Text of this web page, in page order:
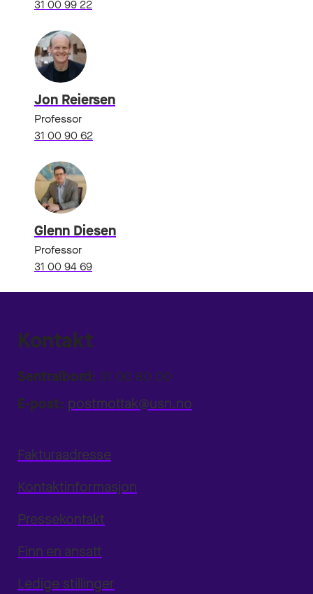
31 00 99 22
Jon Reiersen
Professor
31 00 90 62
Glenn Diesen
Professor
31 00 94 69
Kontakt
Sentralbord: 31 00 80 00
E-post: postmottak@usn.no
Fakturaadresse
Kontaktinformasjon
Pressekontakt
Finn en ansatt
Ledige stillinger